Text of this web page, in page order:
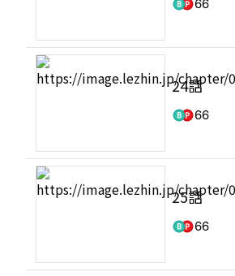
66
24話
66
25話
66